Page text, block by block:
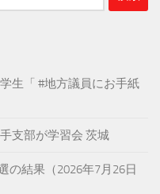
生「 #地方議員にお手紙
支部が学習会 茨城
の結果（2026年7月26日